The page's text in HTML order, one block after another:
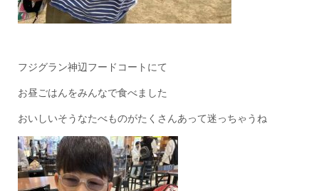
フジグラン神辺フードコートにて
お昼ごはんをみんなで食べました
おいしいそうなたべものがたくさんあって迷っちゃうね‍